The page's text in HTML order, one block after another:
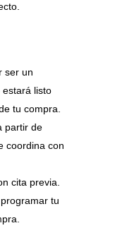
ser un
listo
tu compra.
partir de
coordina con
cita previa.
tu